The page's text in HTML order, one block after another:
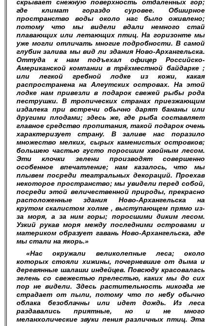
скрывает снежную поверхность отдаленных гор;
где климат гораздо суровее. Обширное
пространство воды около нас было оживлено;
потому что мы видели вдали немного стай
плавающих или летающих птиц. На горизонте мы
уже могли отличать многие подробности. В самой
глубин залива мы вид ли здания Ново-Архангельска.
Оттуда к нам подъехал офицер Российско-
Американской компании в трёхместной байдарке ;
или легкой гребной лодке из кожи, какая
распространена на Алеутских островах. На этой
лодке нам привезли в подарок свежей рыбы рода
пеструшки. В тропических странах приезжающим
издалека при встречи обычно дарят бананы или
другими плодами; здесь же, где рыба составляет
главное средство пропитания, такой подарок очень
характеризует страну. В заливе нас поразило
множество мелких, сырых каменистых островков;
большею частью густо поросшим хвойным лесом.
Эти клочки зелени производят совершенно
особенное впечатление; нам казалось, что мы
плывем посреди театральных декораций. Проехав
некоторое пространство; мы увидели перед собой,
посреди этой величественной природы, прекрасно
расположенные здания Ново-Архангельска на
крутом скалистом холме , выступающем прямо из-
за моря, а за ним горы; поросшими диким лесом.
Узкий рукав моря между последними островами и
материком образует гавань Ново-Архангельска, где
мы стали на якорь.»
«Нас окружали великолепные леса; около
которых стояли хижины, почерневшие от дыма и
деревянные шалаши индейцев. Повсюду красовалась
зелень со свежестью прелестью, каких мы до сих
пор не видели. Здесь растительность никогда не
страдает от пыли, потому что по небу обычно
облака безоблачны или идет дождь. Из леса
раздавались приятные, но и не много
меланхолические звуки пения различных птиц. Эта